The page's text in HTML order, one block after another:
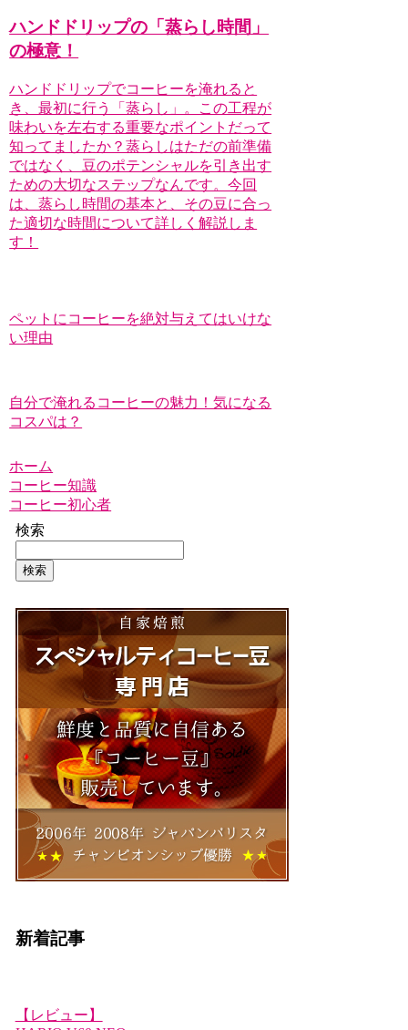
ハンドドリップの「蒸らし時間」
の極意！
ハンドドリップでコーヒーを淹れると
き、最初に行う「蒸らし」。この工程が
味わいを左右する重要なポイントだって
知ってましたか？蒸らしはただの前準備
ではなく、豆のポテンシャルを引き出す
ための大切なステップなんです。今回
は、蒸らし時間の基本と、その豆に合っ
た適切な時間について詳しく解説しま
す！
ペットにコーヒーを絶対与えてはいけな
い理由
自分で淹れるコーヒーの魅力！気になる
コスパは？
ホーム
コーヒー知識
コーヒー初心者
検索
検索
新着記事
【レビュー】